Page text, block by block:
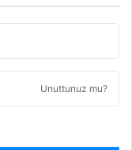
Unuttunuz mu?